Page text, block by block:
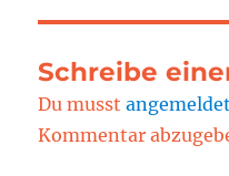
Schreibe
Du musstangemeldet
Kommentar